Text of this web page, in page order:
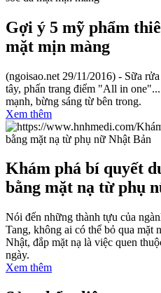
Gợi ý 5 mỹ phẩm
mặt mịn màng
(ngoisao.net 29/11/2016) - Sữa
tây, phấn trang điểm "All in
mạnh, bừng sáng từ bên trong.
Xem thêm
Khám phá bí quyết
bằng mặt nạ từ phụ
Nói đến những thành tựu của
Tang, không ai có thể bỏ qua
Nhật, đắp mặt nạ là việc quen
ngày.
Xem thêm